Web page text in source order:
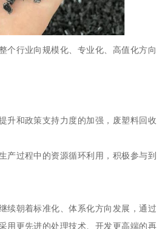
个行业向规模化、专业化、高值化方向
升和政策支持力度的加强，废塑料回收
产过程中的资源循环利用，积极参与到
续朝着标准化、体系化方向发展，通过
用更先进的处理技术、开发更高端的再